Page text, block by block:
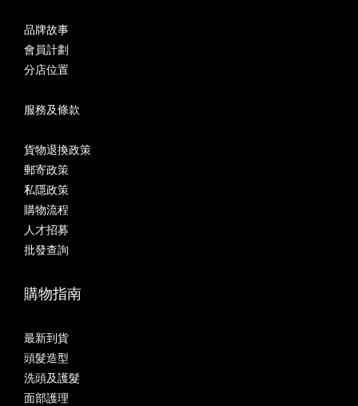
品牌故事
會員計劃
分店位置
服務及條款
貨物退換政策
郵寄政策
私隱政策
購物流程
人才招募
批發查詢
購物指南
最新到貨
頭髮造型
洗頭及護髮
面部護理